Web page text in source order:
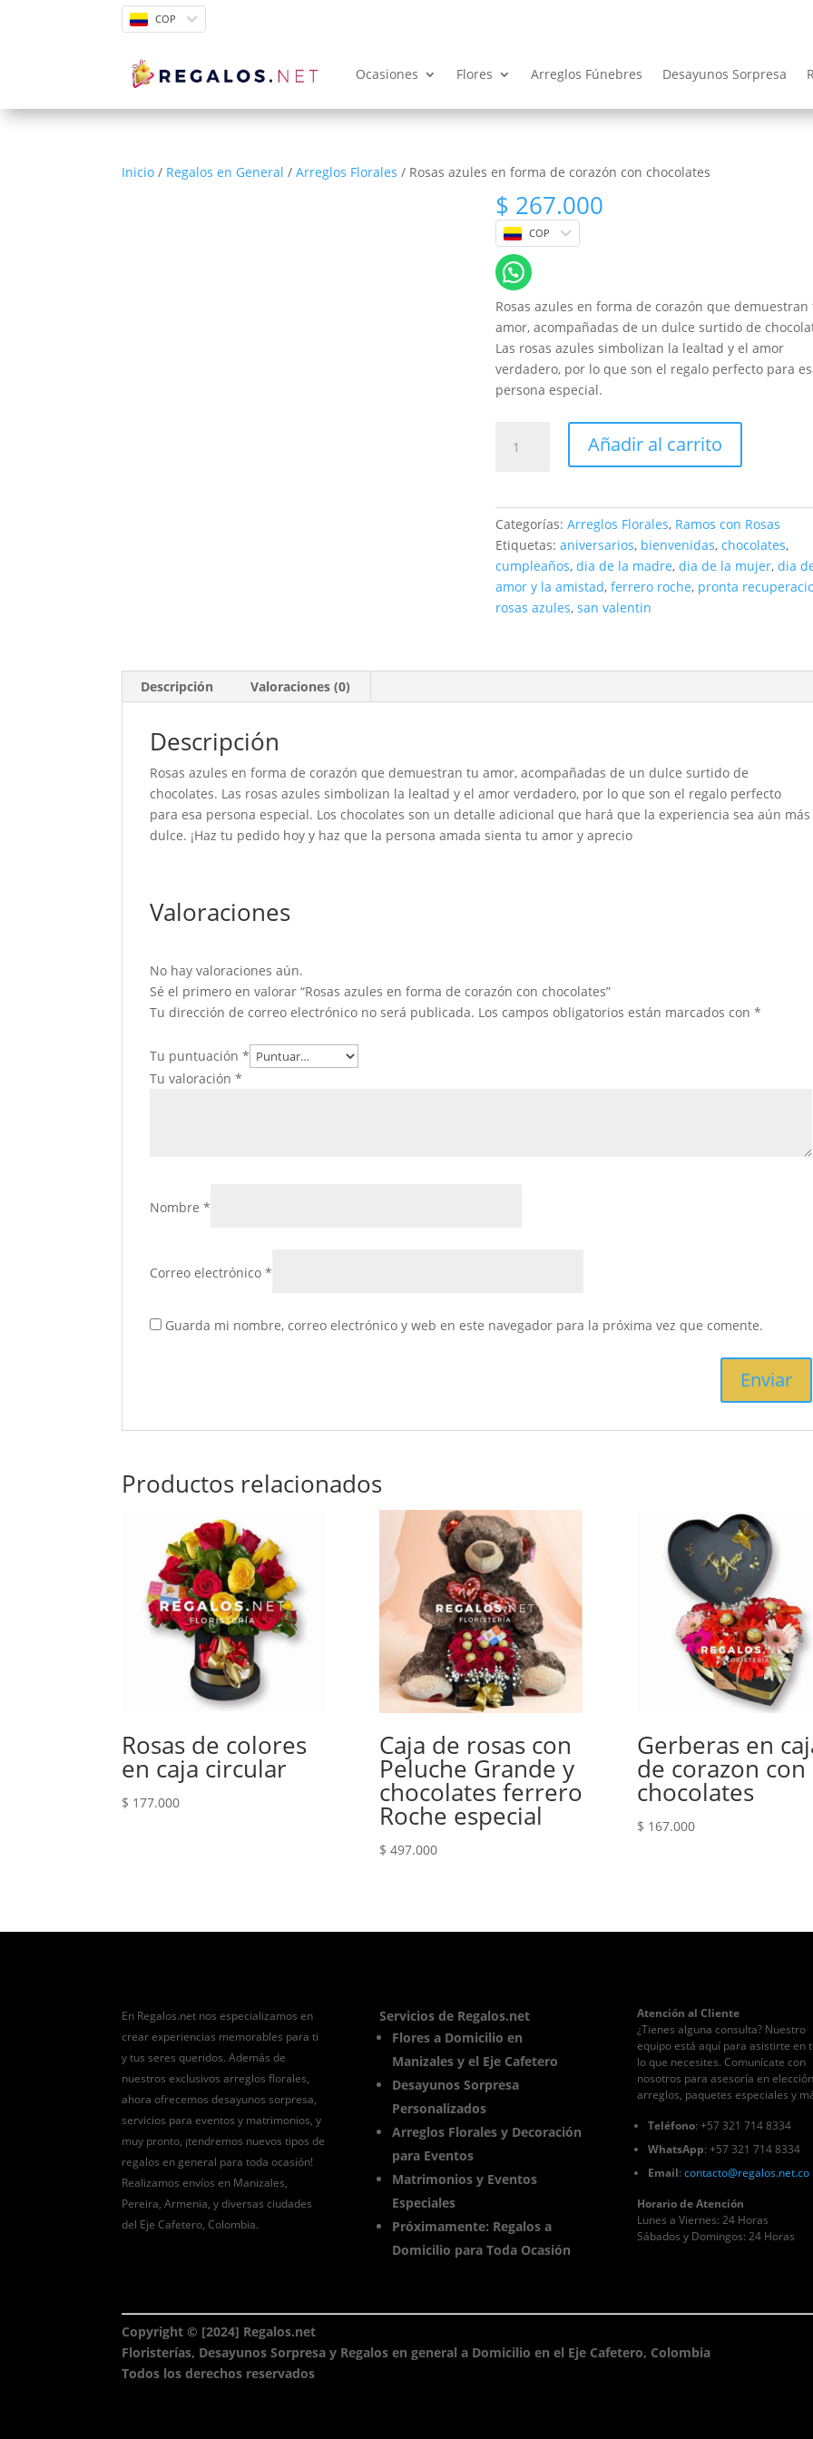
COP
Ocasiones Flores Arreglos Fúnebres Desayunos Sorpresa
Inicio / Regalos en General /Arreglos Florales / Rosas azules en forma de corazón con chocolates
$ 267.000
COP
Rosas azules en forma de corazón que demuestran
amor, acompañadas de un dulce surtido de
Las rosas azules simbolizan la lealtad y el amor
verdadero, por lo que son el regalo perfecto para
persona especial.
azules
corazón
con
chocolates
cantidad
Añadir al carrito
Categorías:Arreglos Florales, Ramos con Rosas
Etiquetas:aniversarios, bienvenidas,chocolates,
cumpleaños,dia de la madre,dia de la mujer,dia
amor y la amistad,ferrero roche, pronta
rosas azules,san valentin
Descripción Valoraciones (0)
Descripción
Rosas azules en forma de corazón que demuestran tu amor, acompañadas de un dulce surtido de
chocolates. Las rosas azules simbolizan la lealtad y el amor verdadero, por lo que son el regalo perfecto
para esa persona especial. Los chocolates son un detalle adicional que hará que la experiencia sea aún más
dulce. ¡Haz tu pedido hoy y haz que la persona amada sienta tu amor y aprecio
Valoraciones
No hay valoraciones aún.
Sé el primero en valorar “Rosas azules en forma de corazón con chocolates”
Tu dirección de correo electrónico no será publicada. Los campos obligatorios están marcados con*
Tu puntuación*
Tu valoración*
Nombre*
Correo electrónico*
Guarda mi nombre, correo electrónico y web en este navegador para la próxima vez que comente.
Productos relacionados
Rosas de colores
en caja circular
$ 177.000
Caja de rosas con
Peluche Grande y
chocolates ferrero
Roche especial
$ 497.000
Gerberas en
de corazon con
chocolates
$ 167.000
En Regalos.net nos especializamos en
crear experiencias memorables para ti
y tus seres queridos. Además de
nuestros exclusivos arreglos florales,
ahora ofrecemos desayunos sorpresa,
servicios para eventos y matrimonios, y
muy pronto, ¡tendremos nuevos tipos de
regalos en general para toda ocasión!
Realizamos envíos en Manizales,
Pereira, Armenia, y diversas ciudades
del Eje Cafetero, Colombia.
Servicios de Regalos.net
Flores a Domicilio en
Manizales y el Eje Cafetero
Desayunos Sorpresa
Personalizados
Arreglos Florales y Decoración
para Eventos
Matrimonios y Eventos
Especiales
Próximamente: Regalos a
Domicilio para Toda Ocasión
Atención al Cliente
¿Tienes alguna consulta? Nuestro
equipo está aquí para asistirte en
lo que necesites. Comunícate con
nosotros para asesoría en
arreglos, paquetes especiales y
Teléfono: +57 321 714 8334
WhatsApp: +57 321 714 8334
Email: contacto@regalos.net.co
Horario de Atención
Lunes a Viernes: 24 Horas
Sábados y Domingos: 24 Horas
Copyright © [2024] Regalos.net
Floristerías, Desayunos Sorpresa y Regalos en general a Domicilio en el Eje Cafetero, Colombia
Todos los derechos reservados